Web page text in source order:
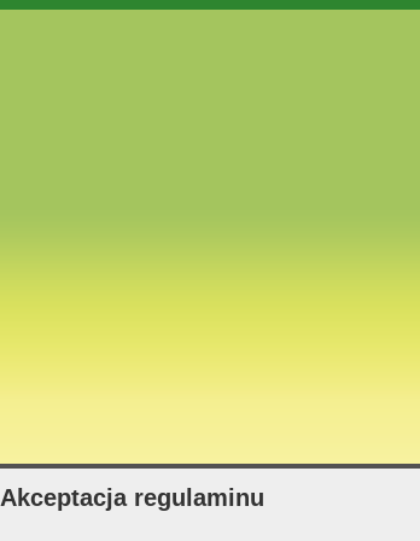
Akceptacja regulaminu